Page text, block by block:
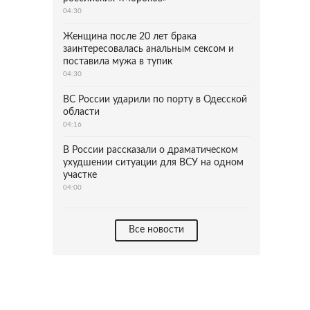
04:30
Женщина после 20 лет брака
заинтересовалась анальным сексом и
поставила мужа в тупик
04:30
ВС России ударили по порту в Одесской
области
04:16
В России рассказали о драматическом
ухудшении ситуации для ВСУ на одном
участке
04:00
Все новости